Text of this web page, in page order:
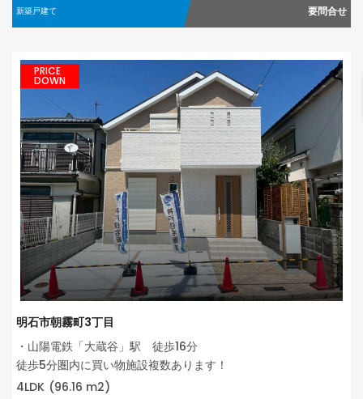
新築戸建て 要問合せ
PRICE
DOWN
明石市朝霧町3丁目
・山陽電鉄「大蔵谷」駅 徒歩16分
徒歩5分圏内に買い物施設複数あります！
4LDK (96.16 m2)